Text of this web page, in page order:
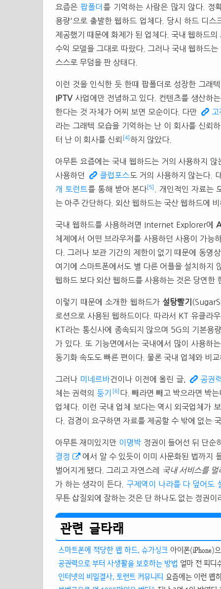
요즘은 팝폴더 를 기억하는 사람은 많지 않다.
용량'으로 출발한 웹하드 업체다. 당시 하드 디
제공했기 때문에 화제가 된 업체다. 국내 웹하드
수익 모델을 그대로 따랐다. 그러나 국내 웹하드
스스로 무덤을 판 상태다.
이런 것을 인식한 듯 한때 팝폴더로 성장한 그래
IPTV 사업에만 전념하고 있다. 컨텐츠를 생산하
한다는 것 자체가 어찌 보면 모순이다. 다만
라는 그래텍 모습을 기억하는 난 이 회사를 신뢰
터 난 이 회사를 신뢰
[4] 하지 않았다.
아무튼 요즘에는 국내 웹하드는 거의 사용하지
사용하던
클럽포스 도 거의 사용하지 않는다.
개 토런트 를 통해 받아 본다 [5]
. 개인적인 자료는
는 아주 간단하다. 외산 웹하드는 국산 웹하드에
국내 웹하드를 사용하려면 Internet Explorer에
체제에서 어떤 브라우저를 사용하던 사용이 가능
다. 그러나 보관 기간의 제한이 없기 때문에 동영
여기에 스마트폰에서도 별 다른 어플을 설치하지
웹하드 보다 외산 웹하드를 사용하는 것은 당연한
이렇기 때문에 소개한 웹하드가 설탕빨기
로션으로 사용된 웹하드이다. 따라서 KT 유클라
KT라는 통신사에 종속되지 않으며 5G의 기본용
가 있다. 또 기능면에서는 국내에서 많이 사용하
동기화 속도도 빠른 편이다. 물론 국내 업체와 비
그러나 미네르바건이나 이전에 올린 글,
공권
체는 권력의
둥기 [6]
다. 빼라면 빼고 박으라면 박
업체다. 이런 국내 업체 보다는 역시 외국업체가
다. 검경이 요구하면 자료를 제공할 수 밖에 없는
아무튼 재미있지만 이명박 정권이 들어선 뒤 단순
결정
에서 알 수 있듯이 이미 사문화된 법까지
벌어지게 됐다. 그리고 자연스레
국내 서비스를
가 하는 생각이 든다.
구제역이 나라를 다 덮어도
무튼 삽질외에 잘하는 것은 단 하나도 없는 정권이
관련 글타래
스마트폰에 적당한 웹 하드, 슈가싱크 아이폰(iPhone)
공권력으로 부터 사생활을 보호하는 방법 얼마 전 피디
인터넷의 비밀결사, 토런트 커뮤니티 요즘에는 이런 웹